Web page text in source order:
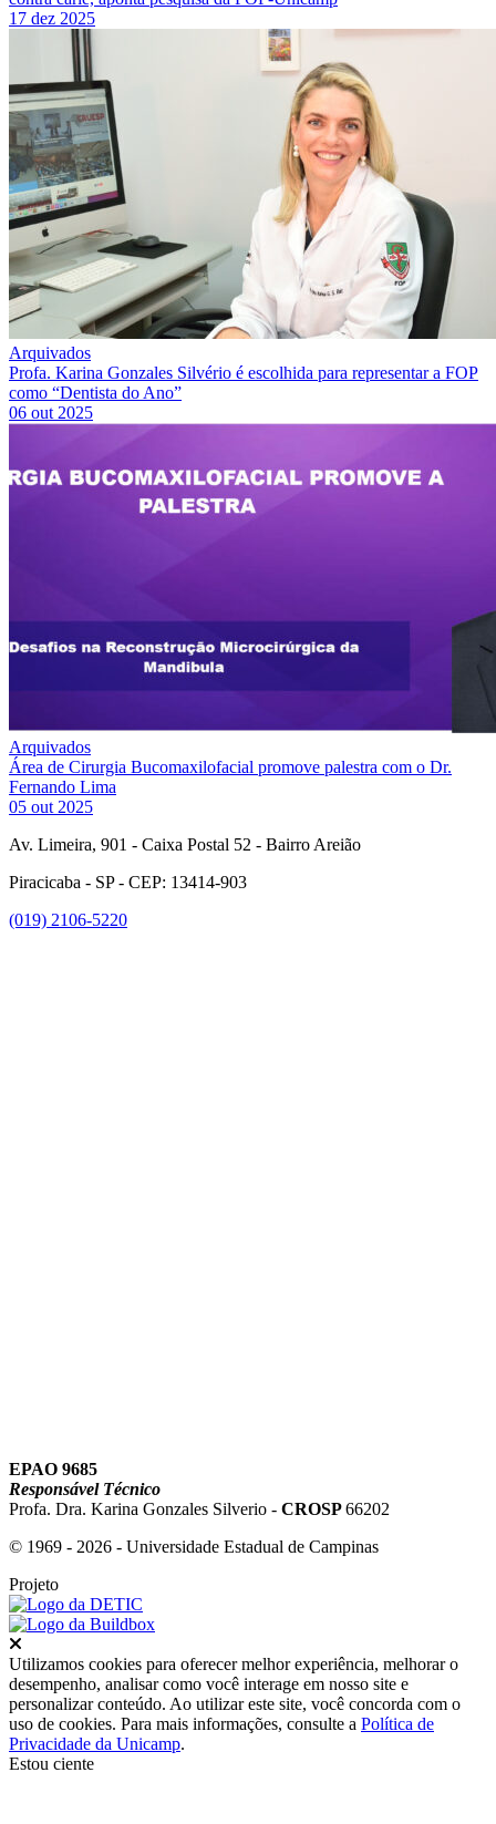
17 dez 2025
Arquivados
Profa. Karina Gonzales Silvério é escolhida para representar a FOP
como “Dentista do Ano”
06 out 2025
Arquivados
Área de Cirurgia Bucomaxilofacial promove palestra com o Dr.
Fernando Lima
05 out 2025
Av. Limeira, 901 - Caixa Postal 52 - Bairro Areião
Piracicaba - SP - CEP: 13414-903
(019) 2106-5220
EPAO 9685
Responsável Técnico
Profa. Dra. Karina Gonzales Silverio - CROSP66202
© 1969 - 2026 - Universidade Estadual de Campinas
Projeto
Utilizamos cookies para oferecer melhor experiência, melhorar o
desempenho, analisar como você interage em nosso site e
personalizar conteúdo. Ao utilizar este site, você concorda com o
uso de cookies. Para mais informações, consulte a Política de
Privacidade da Unicamp.
Estou ciente